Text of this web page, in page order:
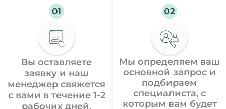
Вы оставляете
заявку и наш
менеджер свяжется
с вами в течение 1-2
рабочих дней.
Мы определяем ваш
основной запрос и
подбираем
специалиста, с
которым вам будет